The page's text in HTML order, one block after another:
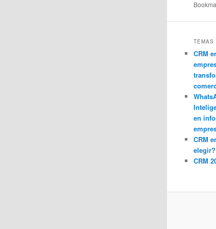
TEMAS
CRM
en
CRM
elegir?
CRM